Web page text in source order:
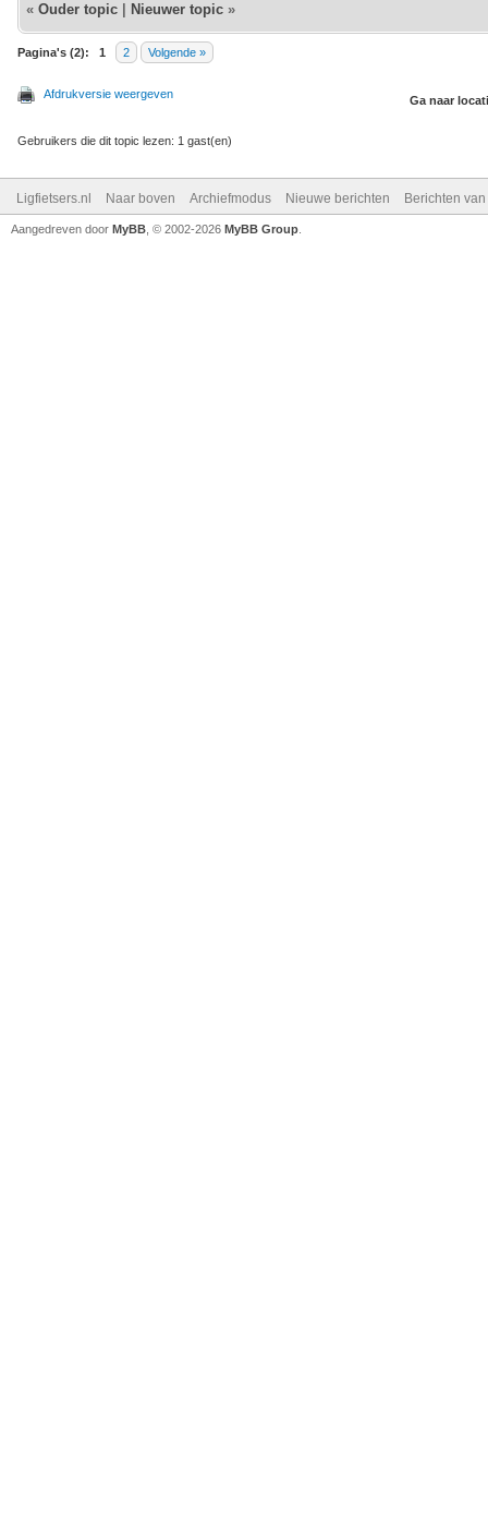
« Ouder topic Nieuwer topic »
Pagina's (2): 1 2 Volgende »
Afdrukversie weergeven Ga naar
Gebruikers die dit topic lezen: 1 gast(en)
Ligfietsers.nl Naar boven Archiefmodus Nieuwe berichten Berichten
Aangedreven door MyBB , © 2002-2026 MyBB Group